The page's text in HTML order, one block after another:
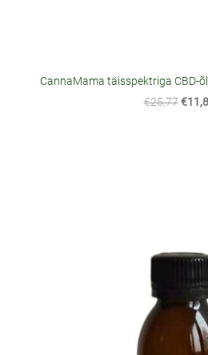
CannaMama täisspektriga CBD-
€25,77